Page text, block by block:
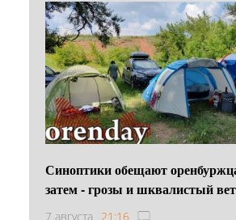
Синоптики обещают
затем - грозы и шквалистый
7 августа 21:16